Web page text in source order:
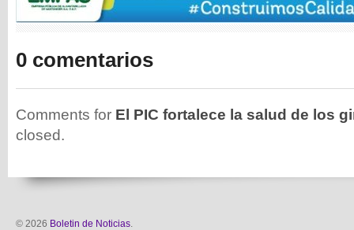
0 comentarios
Comments for El PIC fortalece la salud de los
closed.
© 2026 Boletin de Noticias.